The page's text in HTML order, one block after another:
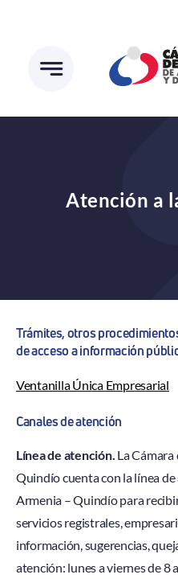
contenido
Atención a
Trámites, otros
de acceso a información
Ventanilla Única Empresarial
Canales de atención
Línea de atención. La
Quindío cuenta con la línea
Armenia – Quindío para
servicios registrales,
información, sugerencias,
atención: lunes a viernes de 8